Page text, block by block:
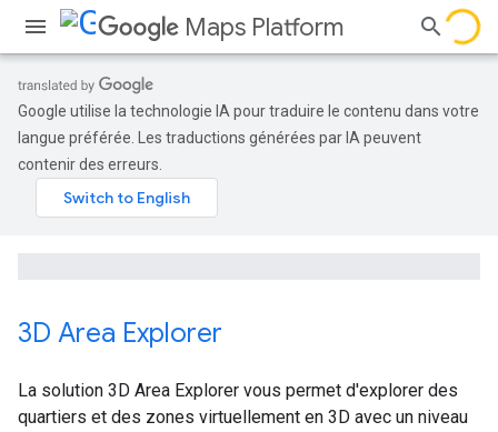
Maps Platform
Google utilise la technologie IA pour traduire le contenu dans votre
langue préférée. Les traductions générées par IA peuvent
contenir des erreurs.
3D Area Explorer
La solution 3D Area Explorer vous permet d'explorer des
quartiers et des zones virtuellement en 3D avec un niveau